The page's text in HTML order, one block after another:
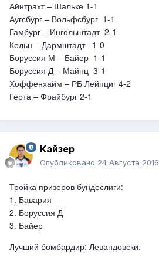
Айнтрахт – Шальке 1-1
Аугсбург – Вольфсбург 1-1
Гамбург – Ингольштадт 2-1
Кельн – Дармштадт 1-0
Боруссия М – Байер 1-1
Боруссия Д – Майнц 3-1
Хоффенхайм – РБ Лейпциг 4-2
Герта – Фрайбург 2-1
Кайзер
Опубликовано 24 Августа 2016
Тройка призеров бундеслиги:
1. Бавария
2. Боруссия Д
3. Байер
Лучший бомбардир: Левандовски.